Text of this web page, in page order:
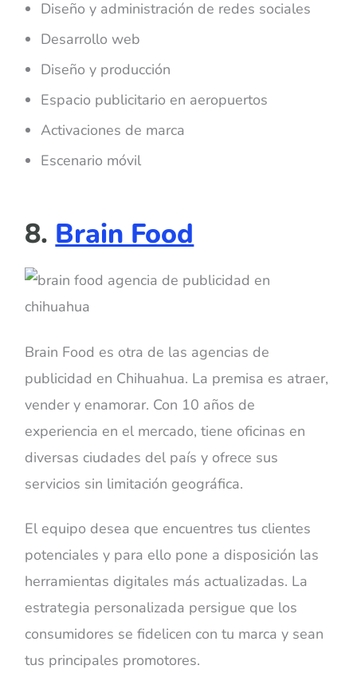
Diseño y administración de redes sociales
Desarrollo web
Diseño y producción
Espacio publicitario en aeropuertos
Activaciones de marca
Escenario móvil
8.Brain Food
Brain Food es otra de las agencias de
publicidad en Chihuahua. La premisa es atraer,
vender y enamorar. Con 10 años de
experiencia en el mercado, tiene oficinas en
diversas ciudades del país y ofrece sus
servicios sin limitación geográfica.
El equipo desea que encuentres tus clientes
potenciales y para ello pone a disposición las
herramientas digitales más actualizadas. La
estrategia personalizada persigue que los
consumidores se fidelicen con tu marca y sean
tus principales promotores.